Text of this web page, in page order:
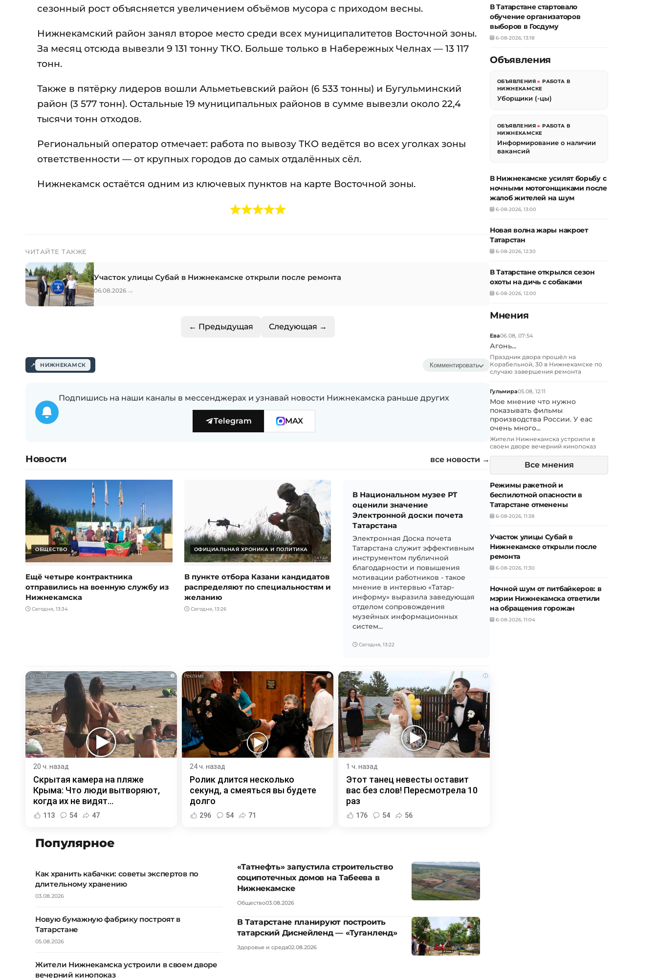
сезонный рост объясняется увеличением объёмов мусора с приходом весны.
Нижнекамский район занял второе место среди всех муниципалитетов Восточной зоны.
За месяц отсюда вывезли 9 131 тонну ТКО. Больше только в Набережных Челнах — 13 117
тонн.
Также в пятёрку лидеров вошли Альметьевский район (6 533 тонны) и Бугульминский
район (3 577 тонн). Остальные 19 муниципальных районов в сумме вывезли около 22,4
тысячи тонн отходов.
Региональный оператор отмечает: работа по вывозу ТКО ведётся во всех уголках зоны
ответственности — от крупных городов до самых отдалённых сёл.
Нижнекамск остаётся одним из ключевых пунктов на карте Восточной зоны.
ЧИТАЙТЕ ТАКЖЕ
Участок улицы Субай в Нижнекамске открыли после ремонта
06.08.2026 →
← Предыдущая Следующая →
НИЖНЕКАМСК Комментировать
Подпишись на наши каналы в мессенджерах и узнавай новости Нижнекамска раньше других
Telegram MAX
Новости все новости →
ОБЩЕСТВО
Ещё четыре контрактника
отправились на военную службу из
Нижнекамска
Сегодня, 13:34
ОФИЦИАЛЬНАЯ ХРОНИКА И ПОЛИТИКА
В пункте отбора Казани кандидатов
распределяют по специальностям и
желанию
Сегодня, 13:26
В Национальном музее РТ
оценили значение
Электронной доски почета
Татарстана
Электронная Доска почета
Татарстана служит эффективным
инструментом публичной
благодарности и повышения
мотивации работников - такое
мнение в интервью «Татар-
информу» выразила заведующая
отделом сопровождения
музейных информационных
систем...
Сегодня, 13:22
i
20 ч. назад
Скрытая камера на пляже
Крыма: Что люди вытворяют,
когда их не видят...
113 54 47
i
24 ч. назад
Ролик длится несколько
секунд, а смеяться вы будете
долго
296 54 71
i
1 ч. назад
Этот танец невесты оставит
вас без слов! Пересмотрела 10
раз
176 54 56
Популярное
Как хранить кабачки: советы экспертов по
длительному хранению
03.08.2026
Новую бумажную фабрику построят в
Татарстане
05.08.2026
Жители Нижнекамска устроили в своем дворе
вечерний кинопоказ
«Татнефть» запустила строительство
соципотечных домов на Табеева в
Нижнекамске
Общество03.08.2026
В Татарстане планируют построить
татарский Диснейленд — «Туганленд»
Здоровье и среда02.08.2026
В Татарстане стартовало
обучение организаторов
выборов в Госдуму
6-08-2026, 13:18
Объявления
ОБЪЯВЛЕНИЯ »РАБОТА В
НИЖНЕКАМСКЕ
Уборщики (-цы)
ОБЪЯВЛЕНИЯ »РАБОТА В
НИЖНЕКАМСКЕ
Информирование о наличии
вакансий
В Нижнекамске усилят борьбу с
ночными мотогонщиками после
жалоб жителей на шум
6-08-2026, 13:00
Новая волна жары накроет
Татарстан
6-08-2026, 12:30
В Татарстане открылся сезон
охоты на дичь с собаками
6-08-2026, 12:00
Мнения
Ева06.08, 07:54
Агонь...
Праздник двора прошёл на
Корабельной, 30 в Нижнекамске по
случаю завершения ремонта
Гульмира05.08, 12:11
Мое мнение что нужно
показывать фильмы
производства России. У еас
очень много...
Жители Нижнекамска устроили в
своем дворе вечерний кинопоказ
Все мнения
Режимы ракетной и
беспилотной опасности в
Татарстане отменены
6-08-2026, 11:38
Участок улицы Субай в
Нижнекамске открыли после
ремонта
6-08-2026, 11:30
Ночной шум от питбайкеров: в
мэрии Нижнекамска ответили
на обращения горожан
6-08-2026, 11:04